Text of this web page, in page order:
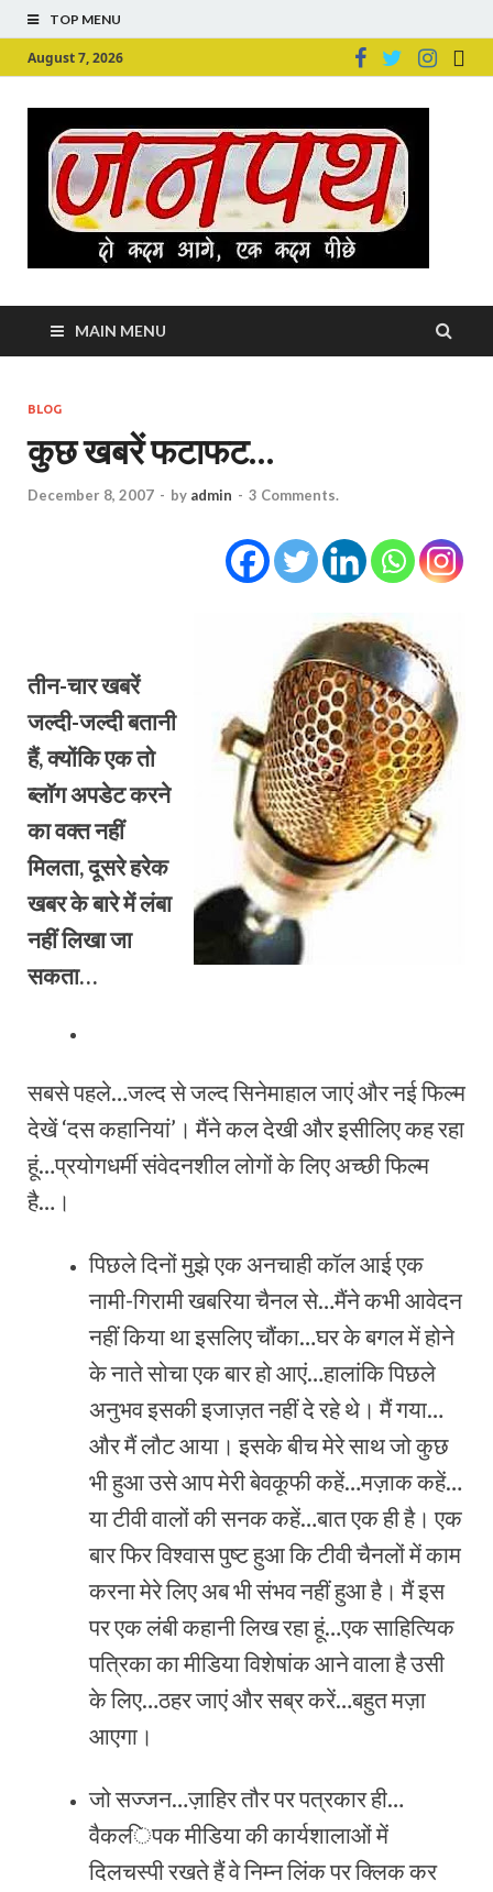
TOP MENU
August 7, 2026
MAIN MENU
BLOG
कुछ खबरें फटाफट…
December 8, 2007 - by admin - 3 Comments.
तीन-चार खबरें
जल्‍दी-जल्‍दी बतानी
हैं, क्‍योंकि एक तो
ब्‍लॉग अपडेट करने
का वक्‍त नहीं
मिलता, दूसरे हरेक
खबर के बारे में लंबा
नहीं लिखा जा
सकता…
सबसे पहले…जल्‍द से जल्‍द सिनेमाहाल जाएं और नई फिल्‍म
देखें ‘दस कहानियां’। मैंने कल देखी और इसीलिए कह रहा
हूं…प्रयोगधर्मी संवेदनशील लोगों के लिए अच्‍छी फिल्‍म
है…।
पिछले दिनों मुझे एक अनचाही कॉल आई एक
नामी-गिरामी खबरिया चैनल से…मैंने कभी आवेदन
नहीं किया था इसलिए चौंका…घर के बगल में होने
के नाते सोचा एक बार हो आएं…हालांकि पिछले
अनुभव इसकी इजाज़त नहीं दे रहे थे। मैं गया…
और मैं लौट आया। इसके बीच मेरे साथ जो कुछ
भी हुआ उसे आप मेरी बेवकूफी कहें…मज़ाक कहें…
या टीवी वालों की सनक कहें…बात एक ही है। एक
बार फिर विश्‍वास पुष्‍ट हुआ कि टीवी चैनलों में काम
करना मेरे लिए अब भी संभव नहीं हुआ है। मैं इस
पर एक लंबी कहानी लिख रहा हूं…एक साहित्यिक
पत्रिका का मीडिया विशेषांक आने वाला है उसी
के लिए…ठहर जाएं और सब्र करें…बहुत मज़ा
आएगा।
जो सज्‍जन…ज़ाहिर तौर पर पत्रकार ही…
वैकल्‍ि‍पक मीडिया की कार्यशालाओं में
दिलचस्‍पी रखते हैं वे निम्‍न लिंक पर क्लिक कर